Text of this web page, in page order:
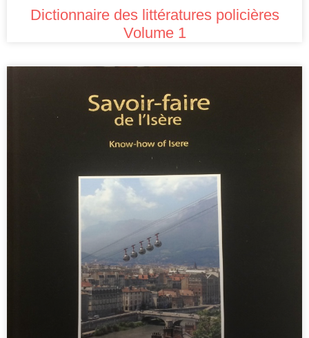
Dictionnaire des littératures policières
Volume 1